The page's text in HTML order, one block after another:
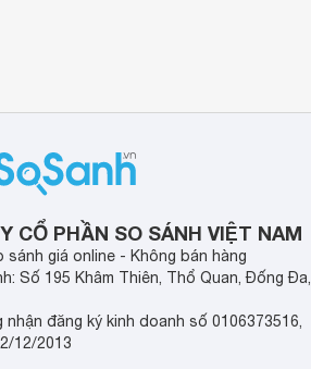
CỔ PHẦN SO SÁNH VIỆT NAM
sánh giá online - Không bán hàng
Số 195 Khâm Thiên, Thổ Quan, Đống Đa,
nhận đăng ký kinh doanh số 0106373516,
12/2013